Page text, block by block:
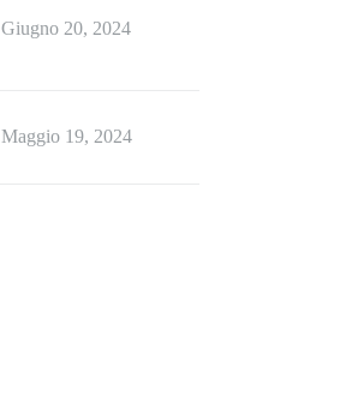
Giugno 20, 2024
Maggio 19, 2024